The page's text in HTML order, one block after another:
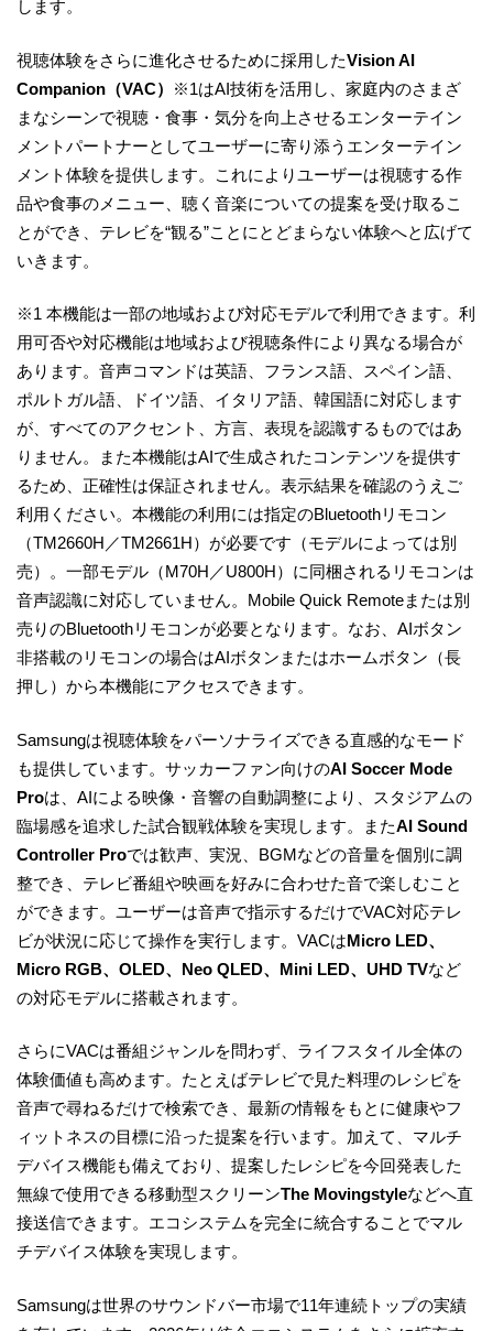
します。
視聴体験をさらに進化させるために採用したVision AI
Companion（VAC）
※1はAI技術を活用し、家庭内のさまざ
まなシーンで視聴・食事・気分を向上させるエンターテイン
メントパートナーとしてユーザーに寄り添うエンターテイン
メント体験を提供します。これによりユーザーは視聴する作
品や食事のメニュー、聴く音楽についての提案を受け取るこ
とができ、テレビを“観る”ことにとどまらない体験へと広げて
いきます。
※1 本機能は一部の地域および対応モデルで利用できます。利
用可否や対応機能は地域および視聴条件により異なる場合が
あります。音声コマンドは英語、フランス語、スペイン語、
ポルトガル語、ドイツ語、イタリア語、韓国語に対応します
が、すべてのアクセント、方言、表現を認識するものではあ
りません。また本機能はAIで生成されたコンテンツを提供す
るため、正確性は保証されません。表示結果を確認のうえご
利用ください。本機能の利用には指定のBluetoothリモコン
（TM2660H／TM2661H）が必要です（モデルによっては別
売）。一部モデル（M70H／U800H）に同梱されるリモコンは
音声認識に対応していません。Mobile Quick Remoteまたは別
売りのBluetoothリモコンが必要となります。なお、AIボタン
非搭載のリモコンの場合はAIボタンまたはホームボタン（長
押し）から本機能にアクセスできます。
Samsungは視聴体験をパーソナライズできる直感的なモード
も提供しています。サッカーファン向けのAI Soccer Mode
Proは、AIによる映像・音響の自動調整により、スタジアムの
臨場感を追求した試合観戦体験を実現します。またAI Sound
Controller Proでは歓声、実況、BGMなどの音量を個別に調
整でき、テレビ番組や映画を好みに合わせた音で楽しむこと
ができます。ユーザーは音声で指示するだけでVAC対応テレ
ビが状況に応じて操作を実行します。VACはMicro LED、
Micro RGB、OLED、Neo QLED、Mini LED、UHD TVなど
の対応モデルに搭載されます。
さらにVACは番組ジャンルを問わず、ライフスタイル全体の
体験価値も高めます。たとえばテレビで見た料理のレシピを
音声で尋ねるだけで検索でき、最新の情報をもとに健康やフ
ィットネスの目標に沿った提案を行います。加えて、マルチ
デバイス機能も備えており、提案したレシピを今回発表した
無線で使用できる移動型スクリーンThe Movingstyleなどへ直
接送信できます。エコシステムを完全に統合することでマル
チデバイス体験を実現します。
Samsungは世界のサウンドバー市場で11年連続トップの実績